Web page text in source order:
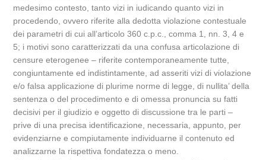
medesimo contesto, tanto vizi in iudicando quanto vizi in
procedendo, ovvero riferite alla dedotta violazione contestuale
dei parametri di cui all’articolo 360 c.p.c., comma 1, nn. 3, 4 e
5; i motivi sono caratterizzati da una confusa articolazione di
censure eterogenee – riferite contemporaneamente tutte,
congiuntamente ed indistintamente, ad asseriti vizi di violazione
e/o falsa applicazione di plurime norme di legge, di nullita’ della
sentenza o del procedimento e di omessa pronuncia su fatti
decisivi per il giudizio e oggetto di discussione tra le parti –
prive di una precisa identificazione, necessaria, appunto, per
evidenziarne e compiutamente individuarne il contenuto ed
analizzarne la rispettiva fondatezza o meno.